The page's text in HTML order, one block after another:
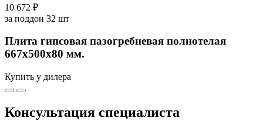
10 672 ₽
за поддон 32 шт
Плита гипсовая пазогребневая полнотелая
667х500х80 мм.
Купить у дилера
Консультация специалиста